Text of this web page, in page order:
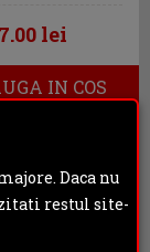
lei
IN COS
STOC EPUIZAT
Daca nu
restul site-